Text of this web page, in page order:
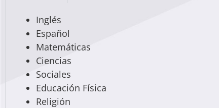
Inglés
Español
Matemáticas
Ciencias
Sociales
Educación Física
Religión